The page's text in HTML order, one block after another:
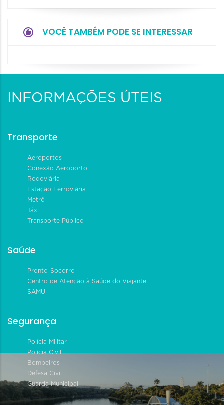
VOCÊ TAMBÉM PODE SE INTERESSAR
INFORMAÇÕES ÚTEIS
Transporte
Aeroportos
Conexão Aeroporto
Rodoviária
Estação Ferroviária
Metrô
Táxi
Transporte Público
Saúde
Pronto-Socorro
Centro de Atenção à Saúde do Viajante
SAMU
Segurança
Polícia Militar
Polícia Civil
Bombeiros
Defesa Civil
Guarda Municipal